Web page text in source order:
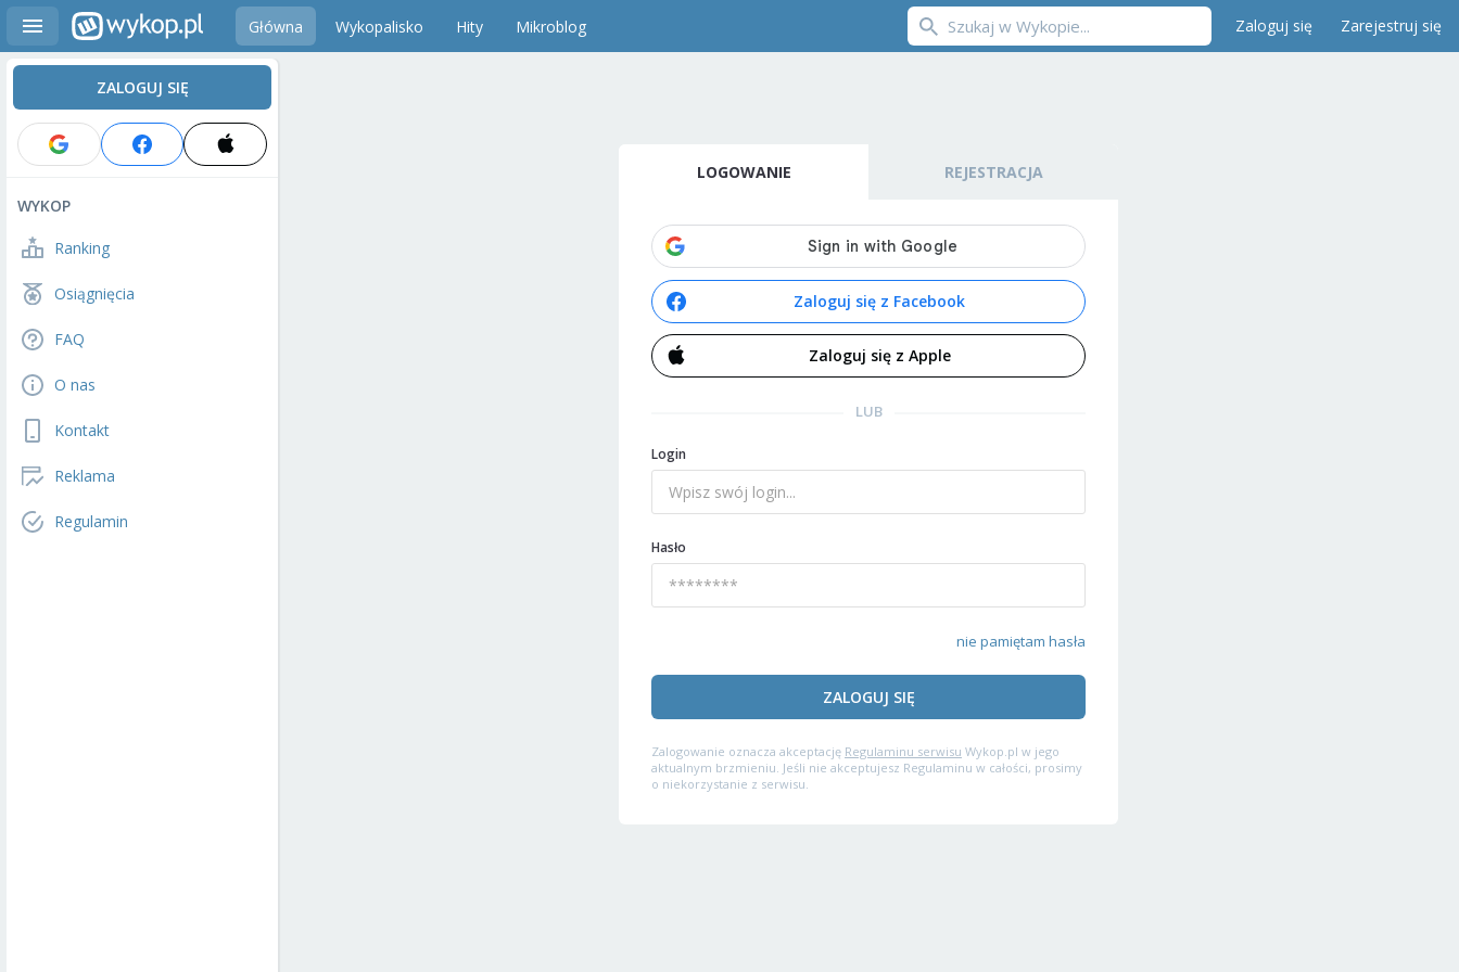
Główna Wykopalisko Hity Mikroblog Zaloguj się Zarejestruj się
ZALOGUJ SIĘ
WYKOP
Ranking
Osiągnięcia
FAQ
O nas
Kontakt
Reklama
Regulamin
LOGOWANIE REJESTRACJA
Zaloguj się z Facebook
Zaloguj się z Apple
LUB
Login
Hasło
nie pamiętam hasła
ZALOGUJ SIĘ
Zalogowanie oznacza akceptację Regulaminu serwisu Wykop.pl w jego
aktualnym brzmieniu. Jeśli nie akceptujesz Regulaminu w całości, prosimy
o niekorzystanie z serwisu.